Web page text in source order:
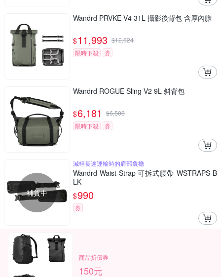
Wandrd PRVKE V4 31L 攝影後背包 含厚內膽
$11,993 $12,624
限時下殺
券
Wandrd ROGUE Sling V2 9L 斜背包
$6,181 $6,506
限時下殺
券
補貨中
減輕長途運輸時的肩部負擔
Wandrd Waist Strap 可拆式腰帶 WSTRAPS-B
LK
$990
券
商品折價券
150元